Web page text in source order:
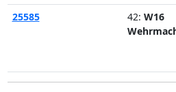
25585 42: W16